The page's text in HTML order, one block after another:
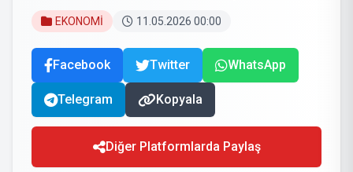
EKONOMİ 11.05.2026 00:00
Facebook Twitter WhatsApp
Telegram Kopyala
Diğer Platformlarda Paylaş